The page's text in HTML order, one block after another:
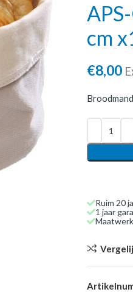
cm
€8,00
Ruim 20
1 jaar